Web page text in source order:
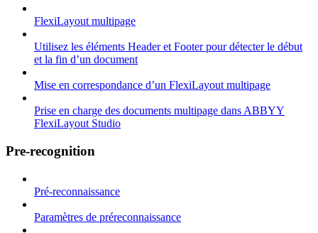
FlexiLayout multipage
Utilisez les éléments Header et Footer pour détecter le début
et la fin d’un document
Mise en correspondance d’un FlexiLayout multipage
Prise en charge des documents multipage dans ABBYY
FlexiLayout Studio
Pre-recognition
Pré-reconnaissance
Paramètres de préreconnaissance